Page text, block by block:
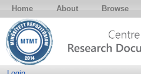
Home About Browse